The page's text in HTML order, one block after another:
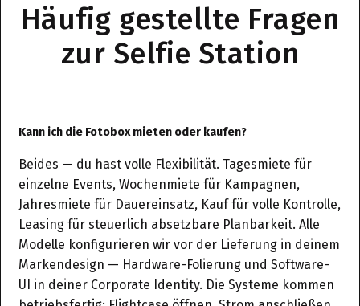
Häufig gestellte Fragen
zur Selfie Station
Kann ich die Fotobox mieten oder kaufen?
Beides — du hast volle Flexibilität. Tagesmiete für
einzelne Events, Wochenmiete für Kampagnen,
Jahresmiete für Dauereinsatz, Kauf für volle Kontrolle,
Leasing für steuerlich absetzbare Planbarkeit. Alle
Modelle konfigurieren wir vor der Lieferung in deinem
Markendesign — Hardware-Folierung und Software-
UI in deiner Corporate Identity. Die Systeme kommen